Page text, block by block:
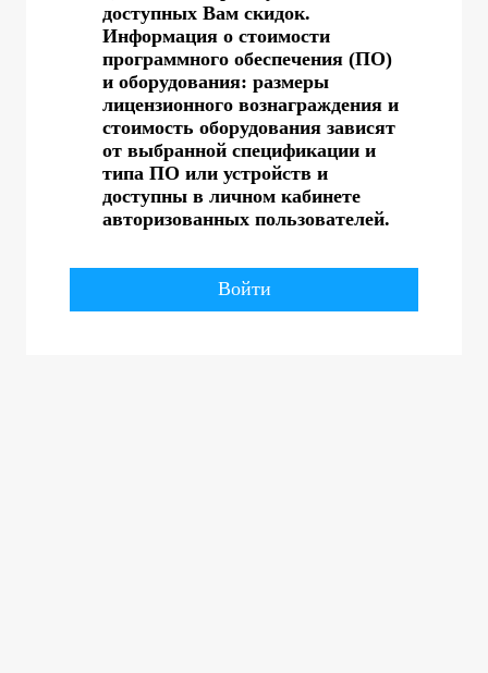
доступных Вам скидок.
Информация о стоимости
программного обеспечения (ПО)
и оборудования: размеры
лицензионного вознаграждения и
стоимость оборудования зависят
от выбранной спецификации и
типа ПО или устройств и
доступны в личном кабинете
авторизованных пользователей.
Войти